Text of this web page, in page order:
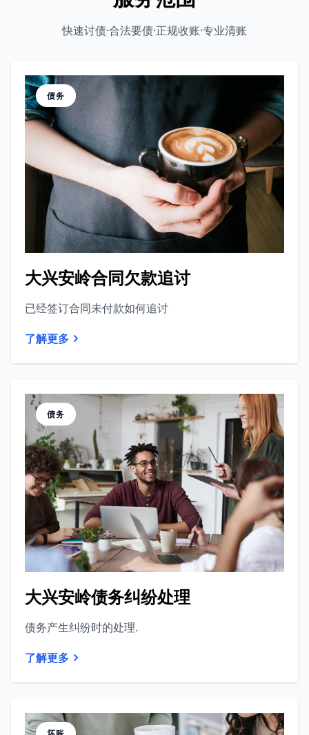
快速讨债·合法要债·正规收账·专业清账
债务
大兴安岭合同欠款追讨
已经签订合同未付款如何追讨
了解更多
债务
大兴安岭债务纠纷处理
债务产生纠纷时的处理.
了解更多